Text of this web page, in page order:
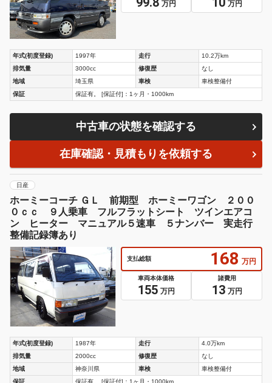
万円 万円
年式(初度登録) 1997年 走行
10.2万km
排気量
3000cc 修復歴
なし
地域
埼玉県 車検
車検整備付
保証
保証有。 [保証付]：1ヶ月・1000km
中古車の状態を確認する
在庫確認・見積もりを依頼する
日産
ホーミーコーチ ＧＬ 前期型 ホーミーワゴン ２００
０ｃｃ ９人乗車 フルフラットシート ツインエアコ
ン ヒーター マニュアル５速車 ５ナンバー 実走行
整備記録簿あり
支払総額 168 万円
車両本体価格
155 万円
諸費用
13 万円
年式(初度登録) 1987年 走行
4.0万km
排気量
2000cc 修復歴
なし
地域
神奈川県 車検
車検整備付
保証
保証有。 [保証付]：1ヶ月・1000km